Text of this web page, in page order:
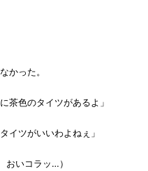
かった。
茶色のタイツがあるよ」
イツがいいわよねぇ」
いコラッ…）